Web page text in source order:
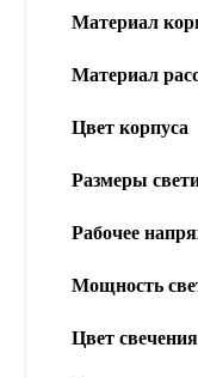
Материал
Материал
Цвет корпуса
Размеры
Рабочее
Мощность
Цвет свечения